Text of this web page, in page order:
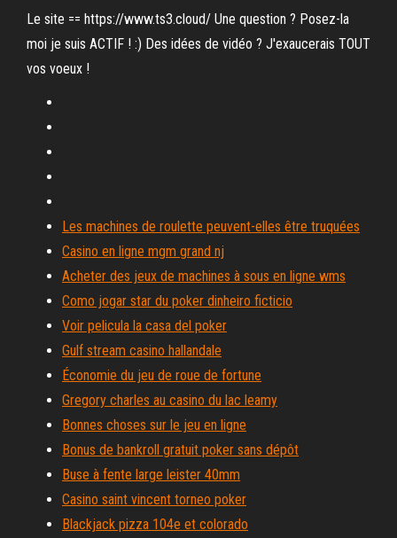
Le site == https://www.ts3.cloud/ Une question ? Posez-la
moi je suis ACTIF ! :) Des idées de vidéo ? J'exaucerais TOUT
vos voeux !
Les machines de roulette peuvent-elles être truquées
Casino en ligne mgm grand nj
Acheter des jeux de machines à sous en ligne wms
Como jogar star du poker dinheiro ficticio
Voir pelicula la casa del poker
Gulf stream casino hallandale
Économie du jeu de roue de fortune
Gregory charles au casino du lac leamy
Bonnes choses sur le jeu en ligne
Bonus de bankroll gratuit poker sans dépôt
Buse à fente large leister 40mm
Casino saint vincent torneo poker
Blackjack pizza 104e et colorado